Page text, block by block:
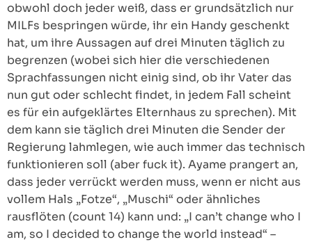
obwohl doch jeder weiß, dass er grundsätzlich nur
MILFs bespringen würde, ihr ein Handy geschenkt
hat, um ihre Aussagen auf drei Minuten täglich zu
begrenzen (wobei sich hier die verschiedenen
Sprachfassungen nicht einig sind, ob ihr Vater das
nun gut oder schlecht findet, in jedem Fall scheint
es für ein aufgeklärtes Elternhaus zu sprechen). Mit
dem kann sie täglich drei Minuten die Sender der
Regierung lahmlegen, wie auch immer das technisch
funktionieren soll (aber fuck it). Ayame prangert an,
dass jeder verrückt werden muss, wenn er nicht aus
vollem Hals „Fotze“, „Muschi“ oder ähnliches
rausflöten (count 14) kann und: „I can’t change who I
am, so I decided to change the world instead“ –